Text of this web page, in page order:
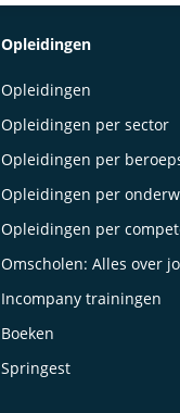
Opleidingen
Opleidingen
Opleidingen per sector
Opleidingen per
Opleidingen per
Opleidingen per
Omscholen: Alles over
Incompany trainingen
Boeken
Springest